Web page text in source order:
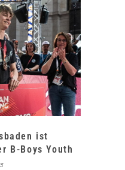
ist
B-Boys Youth